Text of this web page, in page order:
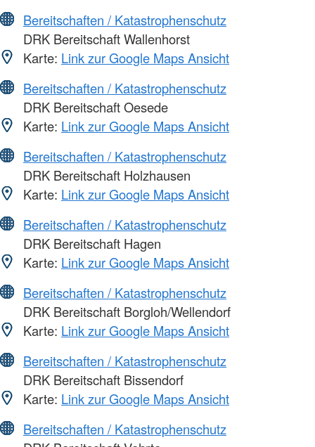
Bereitschaften / Katastrophenschutz
DRK Bereitschaft Wallenhorst
Karte: Link zur Google Maps Ansicht
Bereitschaften / Katastrophenschutz
DRK Bereitschaft Oesede
Karte: Link zur Google Maps Ansicht
Bereitschaften / Katastrophenschutz
DRK Bereitschaft Holzhausen
Karte: Link zur Google Maps Ansicht
Bereitschaften / Katastrophenschutz
DRK Bereitschaft Hagen
Karte: Link zur Google Maps Ansicht
Bereitschaften / Katastrophenschutz
DRK Bereitschaft Borgloh/Wellendorf
Karte: Link zur Google Maps Ansicht
Bereitschaften / Katastrophenschutz
DRK Bereitschaft Bissendorf
Karte: Link zur Google Maps Ansicht
Bereitschaften / Katastrophenschutz